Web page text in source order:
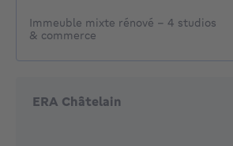
Immeuble mixte rénové – 4 studios
& commerce
ERA Châtelain